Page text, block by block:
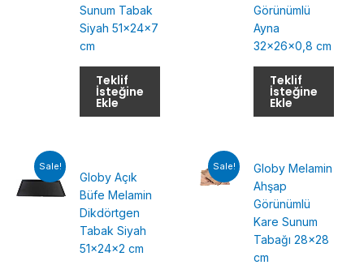
Sunum Tabak
Siyah 51x24x7
cm
Teklif
İsteğine
Ekle
Görünümlü
Ayna
32x26x0,8 cm
Teklif
İsteğine
Ekle
Sale!
Globy Açık
Büfe Melamin
Dikdörtgen
Tabak Siyah
51x24x2 cm
Sale!
Globy Melamin
Ahşap
Görünümlü
Kare Sunum
Tabağı 28×28
cm